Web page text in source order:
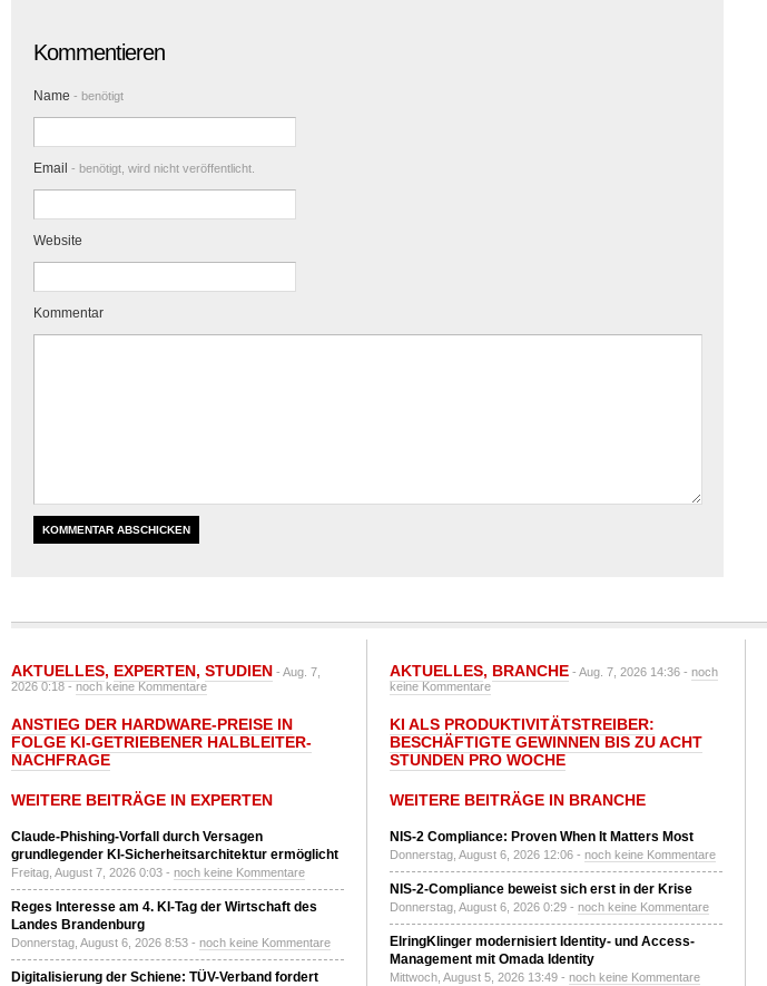
Kommentieren
Name - benötigt
Email - benötigt, wird nicht veröffentlicht.
Website
Kommentar
AKTUELLES, EXPERTEN, STUDIEN - Aug. 7,
2026 0:18 -noch keine Kommentare
ANSTIEG DER HARDWARE-PREISE IN
FOLGE KI-GETRIEBENER HALBLEITER-
NACHFRAGE
WEITERE BEITRÄGE IN EXPERTEN
Claude-Phishing-Vorfall durch Versagen
grundlegender KI-Sicherheitsarchitektur ermöglicht
Freitag, August 7, 2026 0:03 - noch keine Kommentare
Reges Interesse am 4. KI-Tag der Wirtschaft des
Landes Brandenburg
Donnerstag, August 6, 2026 8:53 - noch keine Kommentare
Digitalisierung der Schiene: TÜV-Verband fordert
AKTUELLES, BRANCHE - Aug. 7, 2026 14:36 - noch
keine Kommentare
KI ALS PRODUKTIVITÄTSTREIBER:
BESCHÄFTIGTE GEWINNEN BIS ZU ACHT
STUNDEN PRO WOCHE
WEITERE BEITRÄGE IN BRANCHE
NIS-2 Compliance: Proven When It Matters Most
Donnerstag, August 6, 2026 12:06 - noch keine Kommentare
NIS-2-Compliance beweist sich erst in der Krise
Donnerstag, August 6, 2026 0:29 - noch keine Kommentare
ElringKlinger modernisiert Identity- und Access-
Management mit Omada Identity
Mittwoch, August 5, 2026 13:49 - noch keine Kommentare